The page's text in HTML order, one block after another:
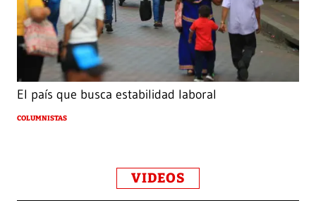
El país que busca estabilidad laboral
COLUMNISTAS
VIDEOS